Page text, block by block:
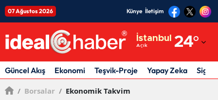
07 Ağustos 2026 Künye İletişim
İstanbul
Açık 24°
Adıyaman
Afyonkarahisar
Güncel Akış Ekonomi Teşvik-Proje Yapay Zeka
/ Borsalar / Ekonomik Takvim